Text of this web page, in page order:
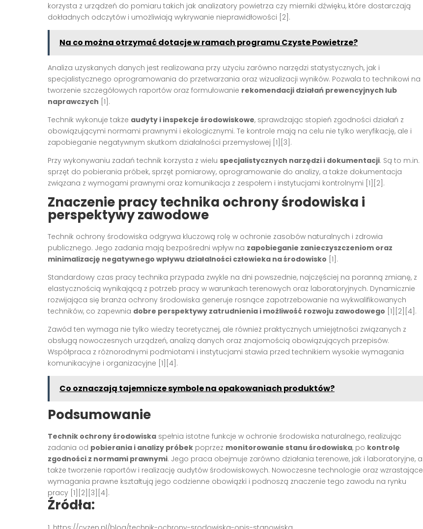
korzysta z urządzeń do pomiaru takich jak analizatory powietrza czy mierniki dźwięku, które dostarczają
dokładnych odczytów i umożliwiają wykrywanie nieprawidłowości [2].
Na co można otrzymać dotacje w ramach programu Czyste Powietrze?
Analiza uzyskanych danych jest realizowana przy użyciu zarówno narzędzi statystycznych, jak i
specjalistycznego oprogramowania do przetwarzania oraz wizualizacji wyników. Pozwala to technikowi na
tworzenie szczegółowych raportów oraz formułowanie rekomendacji działań prewencyjnych lub
naprawczych [1].
Technik wykonuje także audyty i inspekcje środowiskowe, sprawdzając stopień zgodności działań z
obowiązującymi normami prawnymi i ekologicznymi. Te kontrole mają na celu nie tylko weryfikację, ale i
zapobieganie negatywnym skutkom działalności przemysłowej [1][3].
Przy wykonywaniu zadań technik korzysta z wielu specjalistycznych narzędzi i dokumentacji. Są to m.in.
sprzęt do pobierania próbek, sprzęt pomiarowy, oprogramowanie do analizy, a także dokumentacja
związana z wymogami prawnymi oraz komunikacja z zespołem i instytucjami kontrolnymi [1][2].
Znaczenie pracy technika ochrony środowiska i
perspektywy zawodowe
Technik ochrony środowiska odgrywa kluczową rolę w ochronie zasobów naturalnych i zdrowia
publicznego. Jego zadania mają bezpośredni wpływ na zapobieganie zanieczyszczeniom oraz
minimalizację negatywnego wpływu działalności człowieka na środowisko [1].
Standardowy czas pracy technika przypada zwykle na dni powszednie, najczęściej na poranną zmianę, z
elastycznością wynikającą z potrzeb pracy w warunkach terenowych oraz laboratoryjnych. Dynamicznie
rozwijająca się branża ochrony środowiska generuje rosnące zapotrzebowanie na wykwalifikowanych
techników, co zapewnia dobre perspektywy zatrudnienia i możliwość rozwoju zawodowego [1][2][4].
Zawód ten wymaga nie tylko wiedzy teoretycznej, ale również praktycznych umiejętności związanych z
obsługą nowoczesnych urządzeń, analizą danych oraz znajomością obowiązujących przepisów.
Współpraca z różnorodnymi podmiotami i instytucjami stawia przed technikiem wysokie wymagania
komunikacyjne i organizacyjne [1][4].
Co oznaczają tajemnicze symbole na opakowaniach produktów?
Podsumowanie
Technik ochrony środowiska spełnia istotne funkcje w ochronie środowiska naturalnego, realizując
zadania od pobierania i analizy próbek poprzez monitorowanie stanu środowiska, po kontrolę
zgodności z normami prawnymi. Jego praca obejmuje zarówno działania terenowe, jak i laboratoryjne, a
także tworzenie raportów i realizację audytów środowiskowych. Nowoczesne technologie oraz wzrastające
wymagania prawne kształtują jego codzienne obowiązki i podnoszą znaczenie tego zawodu na rynku
pracy [1][2][3][4].
Źródła: